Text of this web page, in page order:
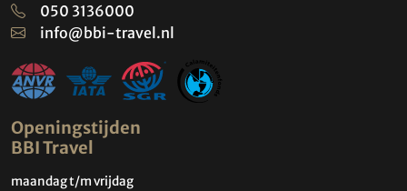
050 3136000
info@bbi-travel.nl
Openingstijden
BBI Travel
maandag t/m vrijdag